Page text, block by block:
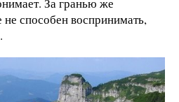
способен воспринимать,